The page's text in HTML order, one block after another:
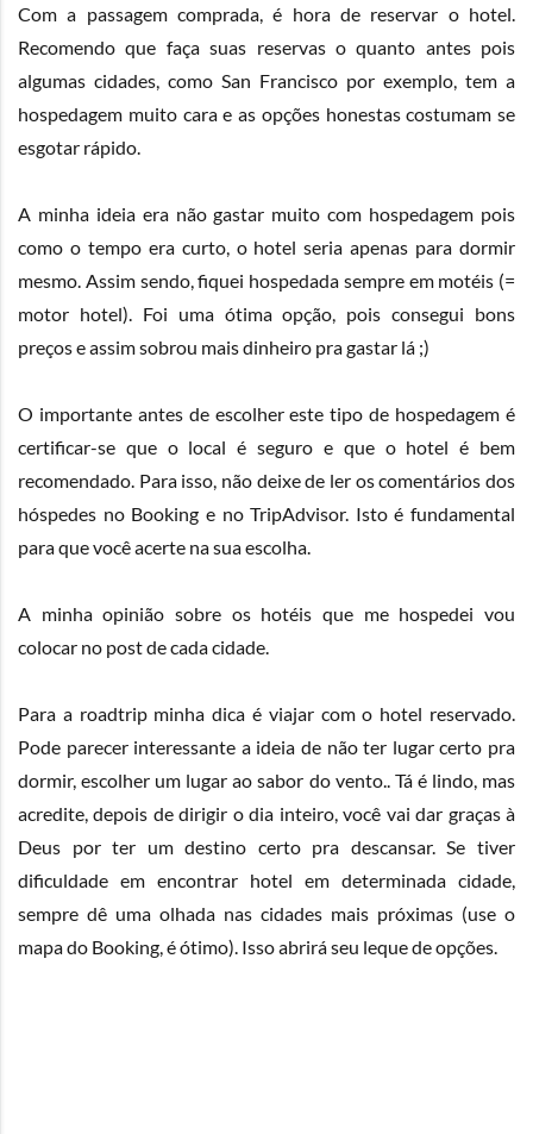
Com a passagem comprada, é hora de reservar o hotel.
Recomendo que faça suas reservas o quanto antes pois
algumas cidades, como San Francisco por exemplo, tem a
hospedagem muito cara e as opções honestas costumam se
esgotar rápido.
A minha ideia era não gastar muito com hospedagem pois
como o tempo era curto, o hotel seria apenas para dormir
mesmo. Assim sendo, fiquei hospedada sempre em motéis (=
motor hotel). Foi uma ótima opção, pois consegui bons
preços e assim sobrou mais dinheiro pra gastar lá ;)
O importante antes de escolher este tipo de hospedagem é
certificar-se que o local é seguro e que o hotel é bem
recomendado. Para isso, não deixe de ler os comentários dos
hóspedes no Booking e no TripAdvisor. Isto é fundamental
para que você acerte na sua escolha.
A minha opinião sobre os hotéis que me hospedei vou
colocar no post de cada cidade.
Para a roadtrip minha dica é viajar com o hotel reservado.
Pode parecer interessante a ideia de não ter lugar certo pra
dormir, escolher um lugar ao sabor do vento.. Tá é lindo, mas
acredite, depois de dirigir o dia inteiro, você vai dar graças à
Deus por ter um destino certo pra descansar. Se tiver
dificuldade em encontrar hotel em determinada cidade,
sempre dê uma olhada nas cidades mais próximas (use o
mapa do Booking, é ótimo). Isso abrirá seu leque de opções.